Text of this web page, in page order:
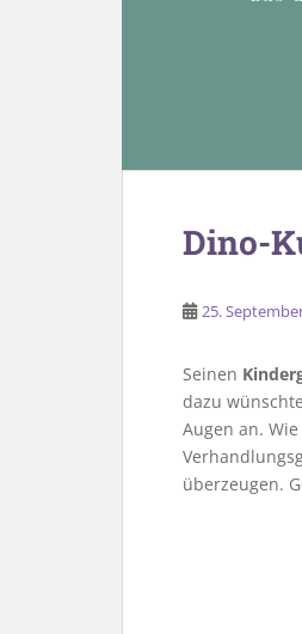
Dino-
25.
Seinen
dazu
Augen an.
überzeugen.